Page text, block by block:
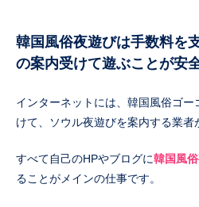
韓国風俗夜遊びは手数料を
の案内受けて遊ぶことが安
インターネットには、韓国風俗ゴ
けて、ソウル夜遊びを案内する業者
すべて自己のHPやブログに韓国風
ることがメインの仕事です。